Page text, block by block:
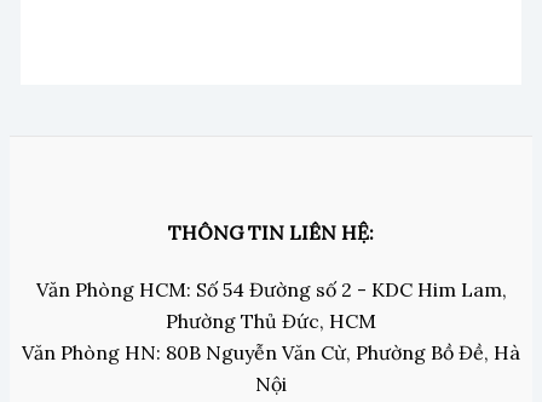
THÔNG TIN LIÊN HỆ:
Văn Phòng HCM: Số 54 Đường số 2 - KDC Him Lam,
Phường Thủ Đức, HCM
Văn Phòng HN: 80B Nguyễn Văn Cừ, Phường Bồ Đề, Hà
Nội